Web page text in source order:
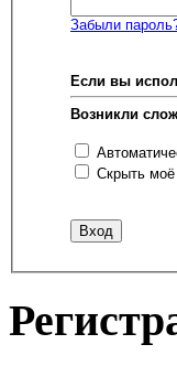
Забыли
Если вы
Возникли
Скрыть моё